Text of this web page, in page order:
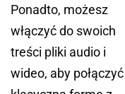
Ponadto, możesz
włączyć do swoich
treści pliki audio i
wideo, aby połączyć